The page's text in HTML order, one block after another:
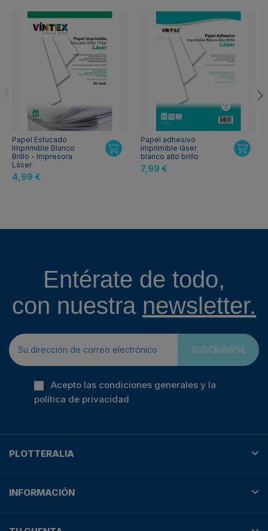
Papel Estucado
Imprimible Blanco
Brillo - Impresora
Láser
4,99 €
Papel adhesivo
imprimible láser
blanco alto brillo
7,99 €
Entérate de todo,
con nuestra newsletter.
SUSCRIBIRSE
Acepto las condiciones generales y la
política de privacidad
PLOTTERALIA
INFORMACIÓN